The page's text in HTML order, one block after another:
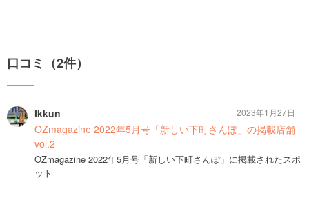
口コミ（2件）
Ikkun
OZmagazine 2022年5月号「新しい下町さんぽ」の掲載店舗
vol.2
OZmagazine 2022年5月号「新しい下町さんぽ」に掲載されたスポ
ット
2023年1月27日